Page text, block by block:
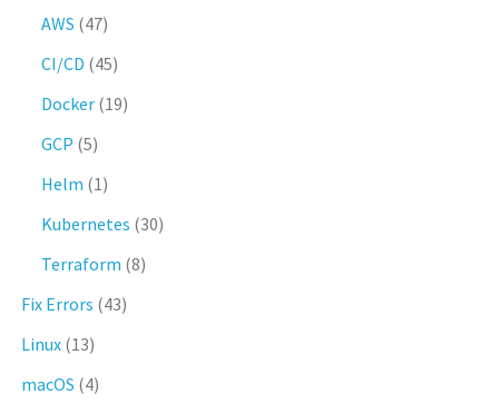
AWS (47)
CI/CD (45)
Docker (19)
GCP (5)
Helm (1)
Kubernetes (30)
Terraform (8)
Fix Errors (43)
Linux (13)
macOS (4)